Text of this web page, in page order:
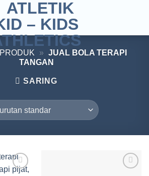
PRODUK » JUAL BOLA TERAPI
TANGAN
SARING